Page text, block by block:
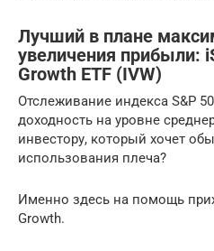
Лучший в плане
увеличения прибыли:
Growth ETF (IVW)
Отслеживание индекса S&P
доходность на уровне
инвестору, который хочет
использования плеча?
Именно здесь на помощь
Growth.